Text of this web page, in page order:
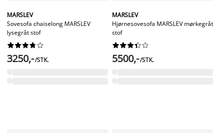
MARSLEV
Sovesofa chaiselong MARSLEV
lysegråt stof






3250,-/STK.
MARSLEV
Hjørnesovesofa MARSLEV mørkegråt
stof






5500,-/STK.